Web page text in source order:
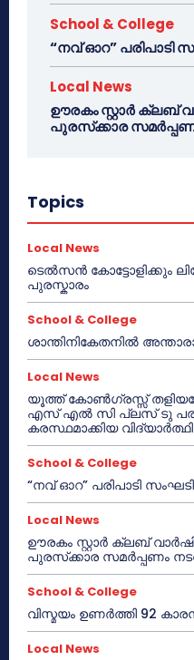
School & College
“നവ് ഓറ” പരിപാടി
Local News
ഊരകം സ്റ്റാർ ക്ലബ്
പുരസ്‌ക്കാര
Topics
Local News
ടെൽസൻ കോട്ടോളിക്കും
പുരസ്കാരം
School & College
ശാന്തിനികേതനിൽ
Local News
യൂത്ത് കോൺഗ്രസ്സ്
എസ് എൽ സി പ്ലസ് ടു
കരസ്ഥമാക്കിയ
School & College
“നവ് ഓറ” പരിപാടി
Local News
ഊരകം സ്റ്റാർ ക്ലബ്
പുരസ്‌ക്കാര സമർപ്പണം
School & College
വിസ്മയം ഉണർത്തി 92
Local News